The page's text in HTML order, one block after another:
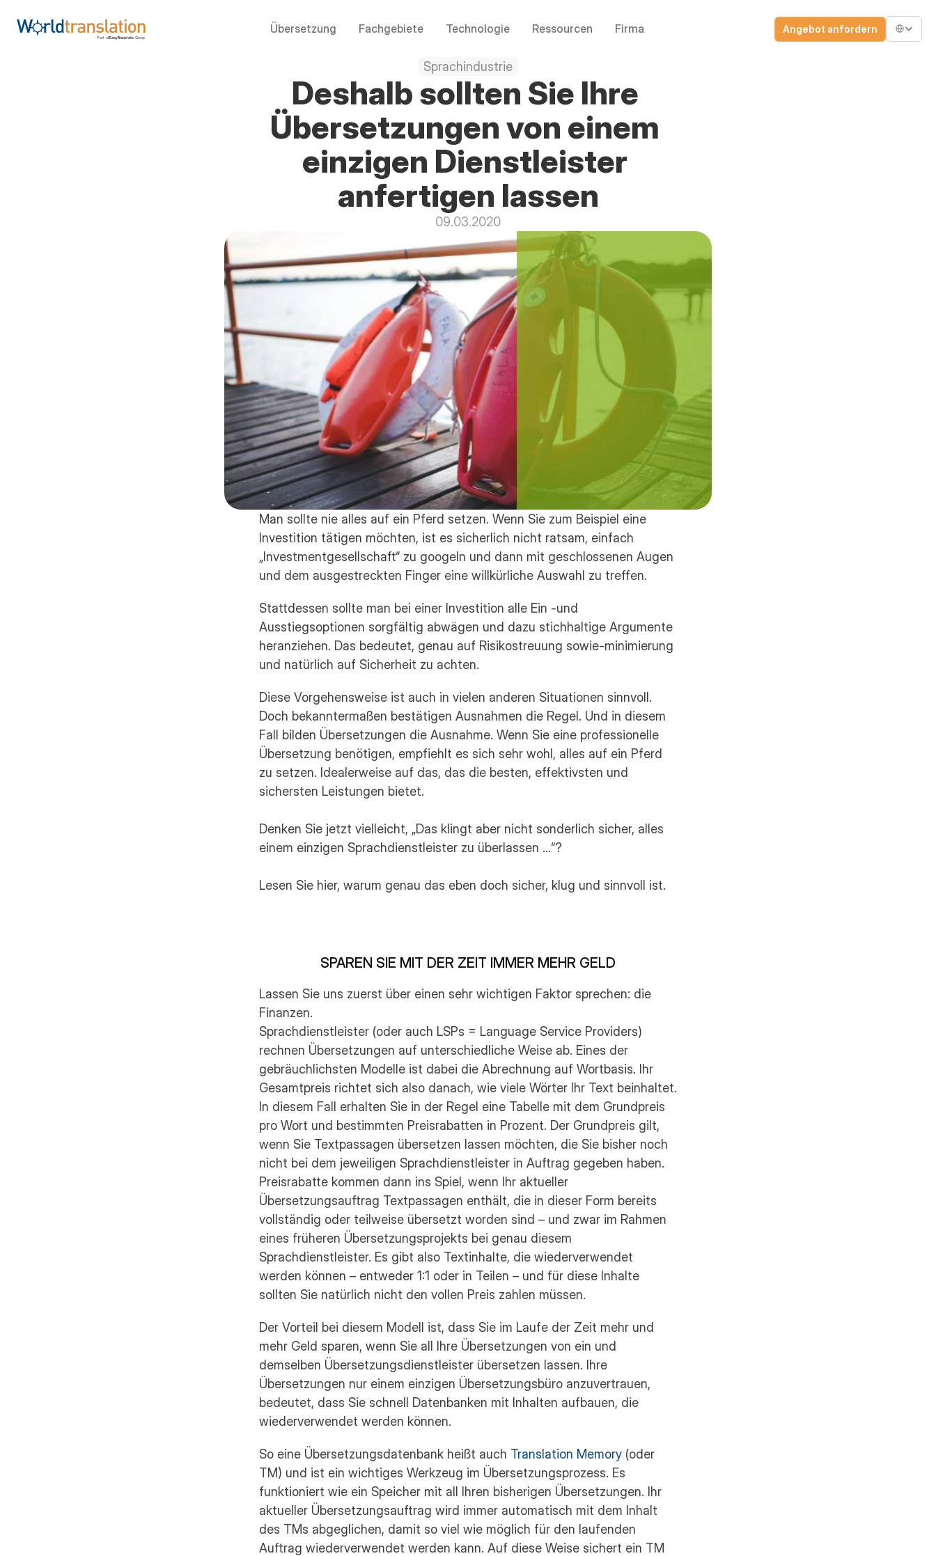
Übersetzung Fachgebiete Technologie Ressourcen Firma Angebot anfordern
Select
Sprachindustrie
Deshalb sollten Sie Ihre
Übersetzungen von einem
einzigen Dienstleister
anfertigen lassen
09.03.2020
Man sollte nie alles auf ein Pferd setzen. Wenn Sie zum Beispiel eine
Investition tätigen möchten, ist es sicherlich nicht ratsam, einfach
„Investmentgesellschaft“ zu googeln und dann mit geschlossenen Augen
und dem ausgestreckten Finger eine willkürliche Auswahl zu treffen.
Stattdessen sollte man bei einer Investition alle Ein -und
Ausstiegsoptionen sorgfältig abwägen und dazu stichhaltige Argumente
heranziehen. Das bedeutet, genau auf Risikostreuung sowie-minimierung
und natürlich auf Sicherheit zu achten.
Diese Vorgehensweise ist auch in vielen anderen Situationen sinnvoll.
Doch bekanntermaßen bestätigen Ausnahmen die Regel. Und in diesem
Fall bilden Übersetzungen die Ausnahme. Wenn Sie eine professionelle
Übersetzung benötigen, empfiehlt es sich sehr wohl, alles auf ein Pferd
zu setzen. Idealerweise auf das, das die besten, effektivsten und
sichersten Leistungen bietet.
Denken Sie jetzt vielleicht, „Das klingt aber nicht sonderlich sicher, alles
einem einzigen Sprachdienstleister zu überlassen …“?
Lesen Sie hier, warum genau das eben doch sicher, klug und sinnvoll ist.
SPAREN SIE MIT DER ZEIT IMMER MEHR GELD
Lassen Sie uns zuerst über einen sehr wichtigen Faktor sprechen: die
Finanzen.
Sprachdienstleister (oder auch LSPs = Language Service Providers)
rechnen Übersetzungen auf unterschiedliche Weise ab. Eines der
gebräuchlichsten Modelle ist dabei die Abrechnung auf Wortbasis. Ihr
Gesamtpreis richtet sich also danach, wie viele Wörter Ihr Text beinhaltet.
In diesem Fall erhalten Sie in der Regel eine Tabelle mit dem Grundpreis
pro Wort und bestimmten Preisrabatten in Prozent. Der Grundpreis gilt,
wenn Sie Textpassagen übersetzen lassen möchten, die Sie bisher noch
nicht bei dem jeweiligen Sprachdienstleister in Auftrag gegeben haben.
Preisrabatte kommen dann ins Spiel, wenn Ihr aktueller
Übersetzungsauftrag Textpassagen enthält, die in dieser Form bereits
vollständig oder teilweise übersetzt worden sind – und zwar im Rahmen
eines früheren Übersetzungsprojekts bei genau diesem
Sprachdienstleister. Es gibt also Textinhalte, die wiederverwendet
werden können – entweder 1:1 oder in Teilen – und für diese Inhalte
sollten Sie natürlich nicht den vollen Preis zahlen müssen.
Der Vorteil bei diesem Modell ist, dass Sie im Laufe der Zeit mehr und
mehr Geld sparen, wenn Sie all Ihre Übersetzungen von ein und
demselben Übersetzungsdienstleister übersetzen lassen. Ihre
Übersetzungen nur einem einzigen Übersetzungsbüro anzuvertrauen,
bedeutet, dass Sie schnell Datenbanken mit Inhalten aufbauen, die
wiederverwendet werden können.
So eine Übersetzungsdatenbank heißt auch Translation Memory (oder
TM) und ist ein wichtiges Werkzeug im Übersetzungsprozess. Es
funktioniert wie ein Speicher mit all Ihren bisherigen Übersetzungen. Ihr
aktueller Übersetzungsauftrag wird immer automatisch mit dem Inhalt
des TMs abgeglichen, damit so viel wie möglich für den laufenden
Auftrag wiederverwendet werden kann. Auf diese Weise sichert ein TM